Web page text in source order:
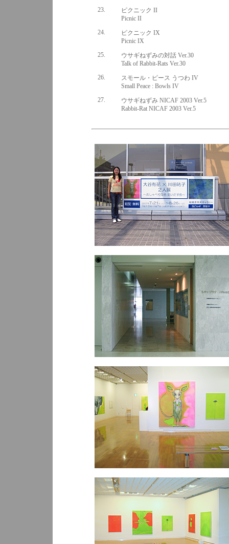
23.
ピクニック II
Picnic II
24.
ピクニック IX
Picnic IX
25.
ウサギねずみの対話 Ver.30
Talk of Rabbit-Rats Ver.30
26.
スモール・ピース うつわ IV
Small Peace : Bowls IV
27.
ウサギねずみ NICAF 2003 Ver.5
Rabbit-Rat NICAF 2003 Ver.5